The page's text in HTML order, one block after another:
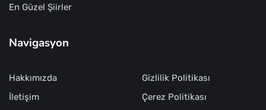
En Güzel Şiirler
Navigasyon
Hakkımızda
İletişim
Gizlilik Politikası
Çerez Politikası